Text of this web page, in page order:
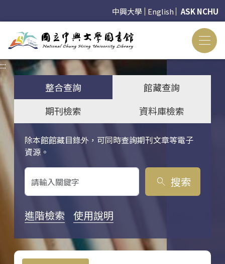
中興大學 English ASK NCHU
:::
整合查詢
館藏查詢
期刊檢索
資料庫檢索
除本館館藏目錄外，可同時查詢期刊文章等電子
資源。
關鍵字搜尋
search 搜索
進階檢索 使用說明